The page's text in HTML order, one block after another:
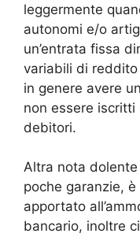
leggermente
autonomi e/o
un’entrata fissa
variabili di
in genere avere
non essere
debitori.
Altra nota
poche garanzie,
apportato
bancario, inoltre